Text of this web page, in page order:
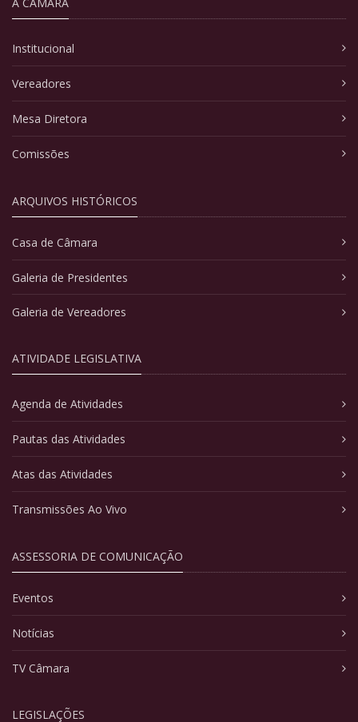
Institucional
Vereadores
Mesa Diretora
Comissões
ARQUIVOS HISTÓRICOS
Casa de Câmara
Galeria de Presidentes
Galeria de Vereadores
ATIVIDADE LEGISLATIVA
Agenda de Atividades
Pautas das Atividades
Atas das Atividades
Transmissões Ao Vivo
ASSESSORIA DE COMUNICAÇÃO
Eventos
Notícias
TV Câmara
LEGISLAÇÕES